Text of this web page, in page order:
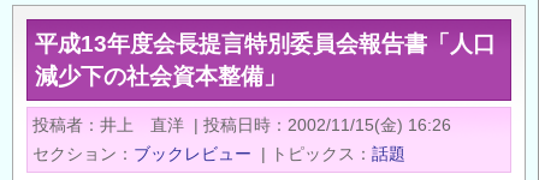
る
建
設
マ
ネ
ジ
平成13年度会長提言特別委員会報告書「人口
減少下の社会資本整備」
投稿者 井上 直洋 | 投稿日時
2002/11/15(金) 16:26
セクション
ブックレビュー | トピックス 話題